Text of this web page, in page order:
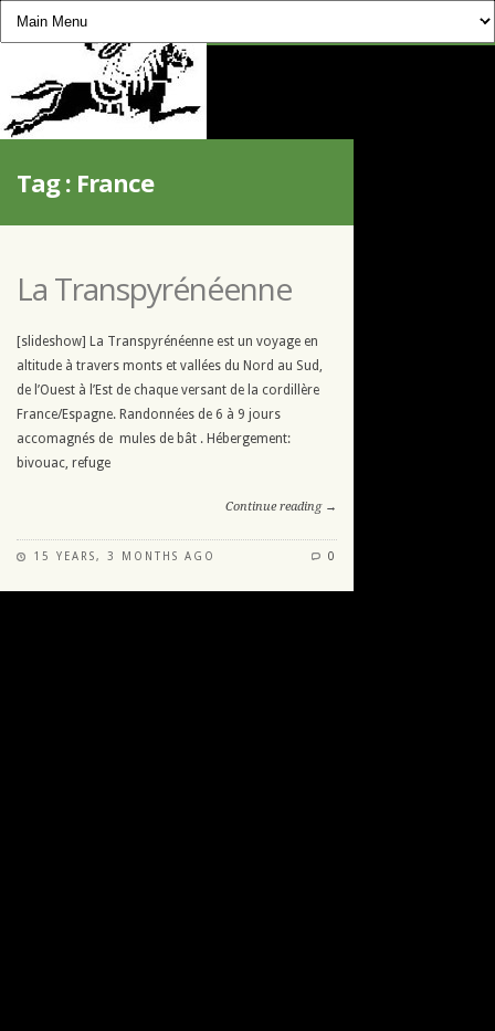
CHEVAUCHÉE
Tag : France
La Transpyrénéenne
[slideshow] La Transpyrénéenne est un voyage en
altitude à travers monts et vallées du Nord au Sud,
de l’Ouest à l’Est de chaque versant de la cordillère
France/Espagne. Randonnées de 6 à 9 jours
accomagnés de mules de bât . Hébergement:
bivouac, refuge
Continue reading →
15 YEARS, 3 MONTHS AGO 0